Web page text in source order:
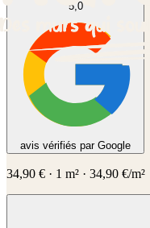
5,0
avis vérifiés par Google
34,90 € · 1 m² · 34,90 €/m²